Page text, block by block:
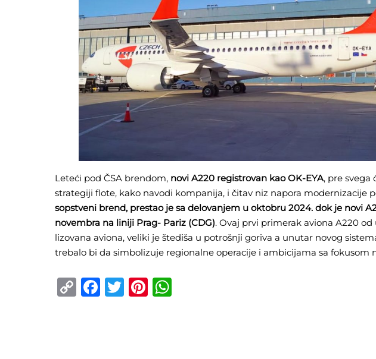
Leteći pod ČSA brendom, novi A220 registrovan kao OK-EYA, pre svega
strategiji flote, kako navodi kompanija, i čitav niz napora modernizacije
sopstveni brend, prestao je sa delovanjem u oktobru 2024. dok je novi
novembra na liniji Prag- Pariz (CDG). Ovaj prvi primerak aviona A220
lizovana aviona, veliki je štediša u potrošnji goriva a unutar novog
trebalo bi da simbolizuje regionalne operacije i ambicijama sa fokusom
CopyFacebook
TwitterPinterest